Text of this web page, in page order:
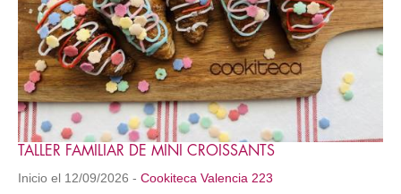
TALLER FAMILIAR DE MINI CROISSANTS
Inicio el 12/09/2026 - Cookiteca Valencia 223